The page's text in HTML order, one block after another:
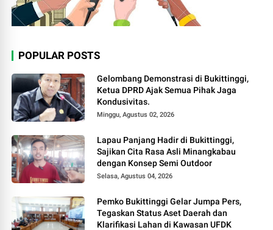
POPULAR POSTS
Gelombang Demonstrasi di Bukittinggi,
Ketua DPRD Ajak Semua Pihak Jaga
Kondusivitas.
Minggu, Agustus 02, 2026
Lapau Panjang Hadir di Bukittinggi,
Sajikan Cita Rasa Asli Minangkabau
dengan Konsep Semi Outdoor
Selasa, Agustus 04, 2026
Pemko Bukittinggi Gelar Jumpa Pers,
Tegaskan Status Aset Daerah dan
Klarifikasi Lahan di Kawasan UFDK